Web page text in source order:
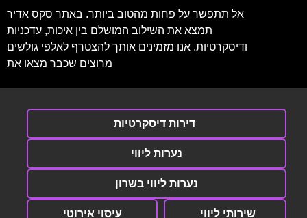
אל תתפשר על פחות מהטוב ביותר. באתר סקס אדיר
תמצא את השילוב המושלם בין איכות, עדכניות
ודיסקרטיות. אנו מזמינים אותך להצטרף לאלפי גולשים
מרוצים שכבר מצאו את
דירות דיסקרטיות
נערות ליווי
נערות ליווי בשרון
עיסוי אירוטי שירותי ליווי